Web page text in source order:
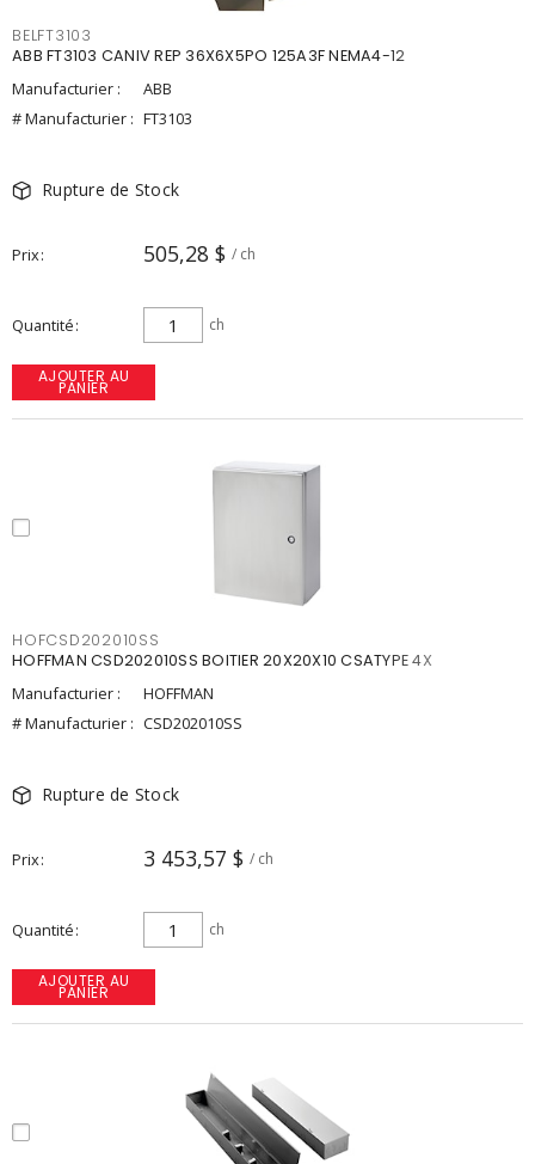
BELFT3103
ABB FT3103 CANIV REP 36X6X5PO 125A3F NEMA4-12
Manufacturier :
ABB
# Manufacturier : FT3103
Rupture de Stock
Prix 505,28 $ / ch
Quantité ch
AJOUTER AU
PANIER
HOFCSD202010SS
HOFFMAN CSD202010SS BOITIER 20X20X10 CSATYPE 4X
Manufacturier :
HOFFMAN
# Manufacturier : CSD202010SS
Rupture de Stock
Prix 3 453,57 $ / ch
Quantité ch
AJOUTER AU
PANIER